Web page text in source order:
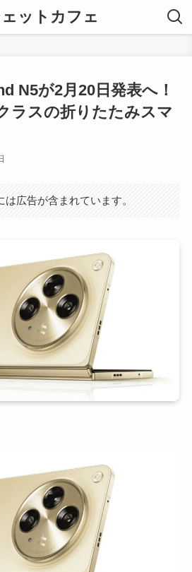
ットカフェ
N5が2月20日発表へ！
ラスの折りたたみスマ
広告が含まれています。